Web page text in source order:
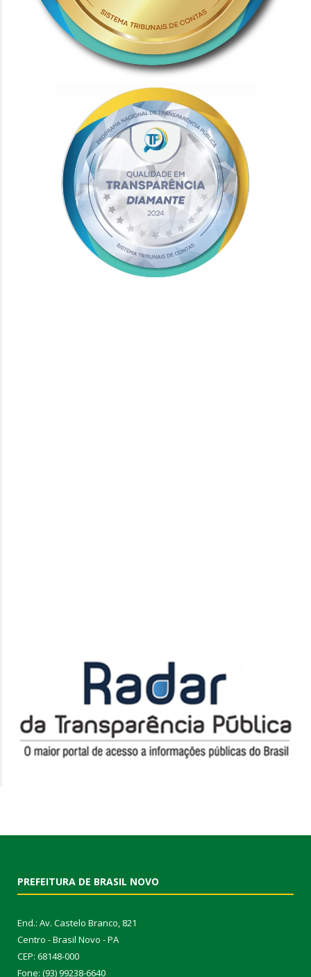
PREFEITURA DE BRASIL NOVO
End.: Av. Castelo Branco, 821
Centro - Brasil Novo - PA
CEP: 68148-000
Fone: (93) 99238-6640